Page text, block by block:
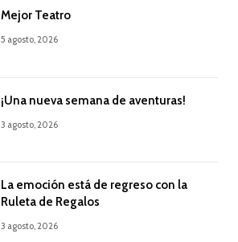
Mejor Teatro
5 agosto, 2026
¡Una nueva semana de aventuras!
3 agosto, 2026
La emoción está de regreso con la
Ruleta de Regalos
3 agosto, 2026